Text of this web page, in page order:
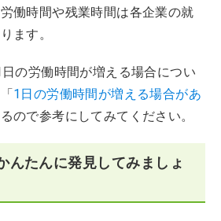
働時間や残業時間は各企業の就
ます。
の労働時間が増える場合につい
1日の労働時間が増える場合があ
ので参考にしてみてください。
んたんに発見してみましょ